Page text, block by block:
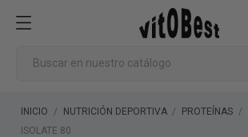
INICIO NUTRICIÓN DEPORTIVA PROTEÍNAS
ISOLATE 80